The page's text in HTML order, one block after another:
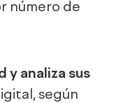
número de
y analiza sus
según